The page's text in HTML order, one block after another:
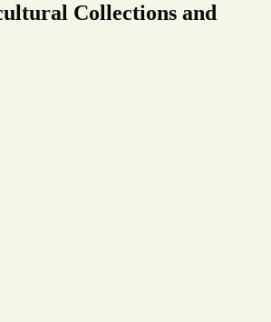
Collections and